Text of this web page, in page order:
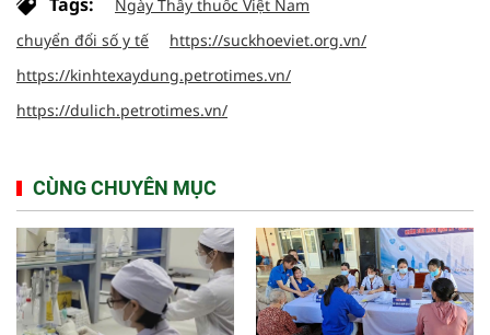
Ngày Thầy thuốc Việt Nam
chuyển đổi số y tế
https://suckhoeviet.org.vn/
https://kinhtexaydung.petrotimes.vn/
https://dulich.petrotimes.vn/
CÙNG CHUYÊN MỤC